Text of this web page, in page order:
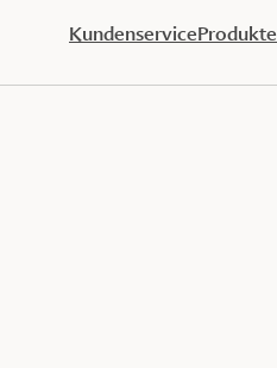
KundenserviceProdukte